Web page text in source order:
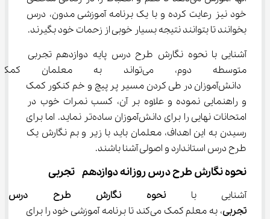
خود نیز رعایت کرده و با یک برنامه آموزشی مدون، درس
بخوانند تا بتوانند نتیجه بسیار خوبی از زحمات خود بگیرند.
آشنایی با نحوه نگارش طرح درس پایه دوازدهم تجربی
متوسطه دوم، می‌تواند به
دانش‌آموزان در طی کردن مسیر پر پیچ و خم کنکور کمک
و راهنمایی نموده و علاوه بر آن، کسب نمرات خوب در
امتحانات نهایی را برای دانش‌آموزان ساده‌تر نماید. اما برای
رسیدن به این اهداف، معلمان باید با زیر و بم نگارش یک
طرح درس استاندارد و اصولی آشنا باشند.
نحوه نگارش طرح درس روزانه دوازدهم  تجربی
آشنایی با نحوه نگارش طرح درس
تجربی
، به معلم کمک می‌کند تا برنامه آموزشی خود را برای